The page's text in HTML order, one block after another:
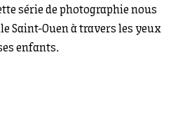
série de photographie nous
Saint-Ouen à travers les yeux
enfants.